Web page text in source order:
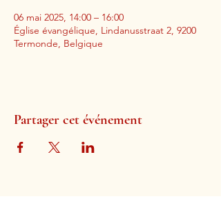
06 mai 2025, 14:00 – 16:00
Église évangélique, Lindanusstraat 2, 9200
Termonde, Belgique
Partager cet événement